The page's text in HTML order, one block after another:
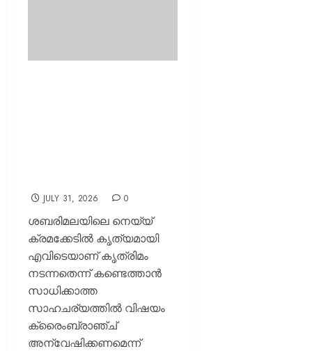
JULY 31, 2026 0
ശബരിമലയിലെ നെയ്യ്
ക്രമക്കേടിൽ കൃത്യമായി
എവിടെയാണ് കൃത്രിമം
നടന്നതെന്ന് കണ്ടെത്താൻ
സാധിക്കാത്ത
സാഹചര്യത്തിൽ വിഷയം
ക്രൈംബ്രാഞ്ച്
അന്വേഷിക്കണമെന്ന്